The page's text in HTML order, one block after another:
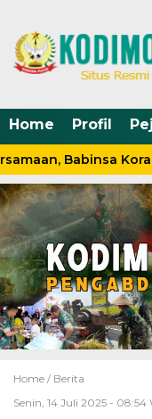
Home Profil
Babinsa
Home / Berita
Senin, 14 Juli 2025 - 08:54